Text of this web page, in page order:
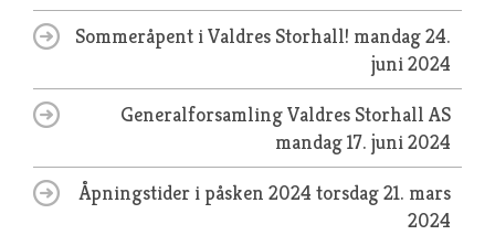
Sommeråpent i Valdres Storhall! mandag 24.
juni 2024
Generalforsamling Valdres Storhall AS
mandag 17. juni 2024
Åpningstider i påsken 2024 torsdag 21. mars
2024